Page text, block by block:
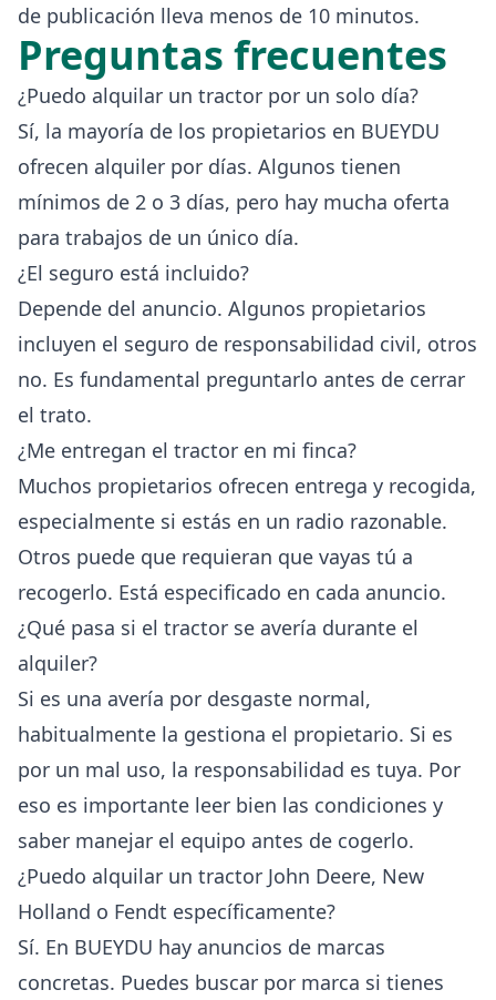
de publicación lleva menos de 10 minutos.
Preguntas frecuentes
¿Puedo alquilar un tractor por un solo día?
Sí, la mayoría de los propietarios en BUEYDU
ofrecen alquiler por días. Algunos tienen
mínimos de 2 o 3 días, pero hay mucha oferta
para trabajos de un único día.
¿El seguro está incluido?
Depende del anuncio. Algunos propietarios
incluyen el seguro de responsabilidad civil, otros
no. Es fundamental preguntarlo antes de cerrar
el trato.
¿Me entregan el tractor en mi finca?
Muchos propietarios ofrecen entrega y recogida,
especialmente si estás en un radio razonable.
Otros puede que requieran que vayas tú a
recogerlo. Está especificado en cada anuncio.
¿Qué pasa si el tractor se avería durante el
alquiler?
Si es una avería por desgaste normal,
habitualmente la gestiona el propietario. Si es
por un mal uso, la responsabilidad es tuya. Por
eso es importante leer bien las condiciones y
saber manejar el equipo antes de cogerlo.
¿Puedo alquilar un tractor John Deere, New
Holland o Fendt específicamente?
Sí. En BUEYDU hay anuncios de marcas
concretas. Puedes buscar por marca si tienes